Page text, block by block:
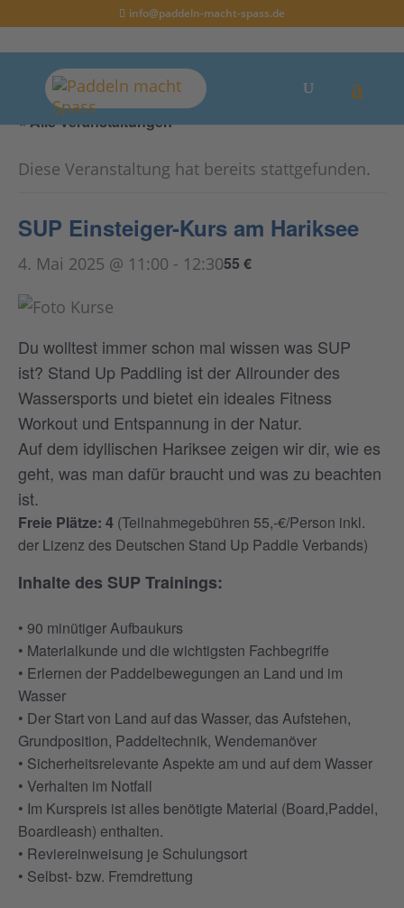
info@paddeln-macht-spass.de
« Alle Veranstaltungen
Diese Veranstaltung hat bereits stattgefunden.
SUP Einsteiger-Kurs am Hariksee
4. Mai 2025 @ 11:00 - 12:3055 €
Du wolltest immer schon mal wissen was SUP
ist? Stand Up Paddling ist der Allrounder des
Wassersports und bietet ein ideales Fitness
Workout und Entspannung in der Natur.
Auf dem idyllischen Hariksee zeigen wir dir, wie es
geht, was man dafür braucht und was zu beachten
ist.
Freie Plätze: 4 (Teilnahmegebühren 55,-€/Person inkl.
der Lizenz des Deutschen Stand Up Paddle Verbands)
Inhalte des SUP Trainings:
• 90 minütiger Aufbaukurs
• Materialkunde und die wichtigsten Fachbegriffe
• Erlernen der Paddelbewegungen an Land und im
Wasser
• Der Start von Land auf das Wasser, das Aufstehen,
Grundposition, Paddeltechnik, Wendemanöver
• Sicherheitsrelevante Aspekte am und auf dem Wasser
• Verhalten im Notfall
• Im Kurspreis ist alles benötigte Material (Board,Paddel,
Boardleash) enthalten.
• Reviereinweisung je Schulungsort
• Selbst- bzw. Fremdrettung